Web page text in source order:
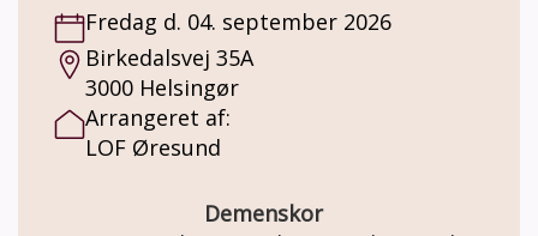
Fredag d. 04. september 2026
Birkedalsvej 35A
3000 Helsingør
Arrangeret af:
LOF Øresund
Demenskor